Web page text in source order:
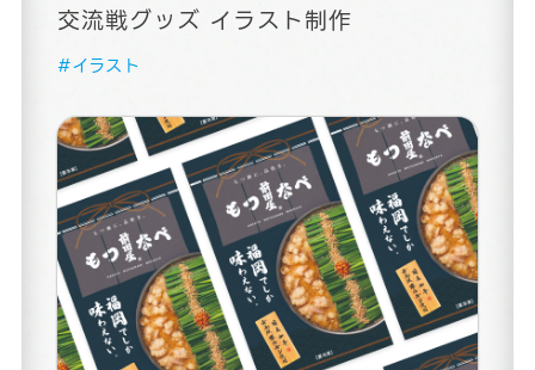
交流戦グッズ イラスト制作
#イラスト